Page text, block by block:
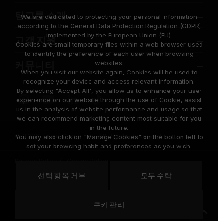
팀그룹 소개
고객 지원
© 2026 Team Group Inc. All Rights Reserved.
United
We are dedicated to protecting your personal information
according to the General Data Protection Regulation (GDPR)
implemented by the European Union (EU).
Cookies are small temporary files within a web browser used
to identify the preference of each user when browsing
websites.
When you visit our website again, Cookies will be used to
recognize your device and access relevant information.
By selecting "Accept All", you allow us to enhance your user
experience on our website through the use of Cookie, assist
us in the analysis of website performance and usage so that
we can recommend marketing content most suitable for you
in the future.
You may also click on "Manage Cookies" on the botton left to
set your browsing habit and preferences as you wish.
선택 항목 거부 모두 수락
쿠키 관리